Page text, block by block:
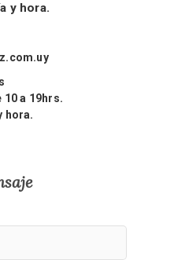
y hora.
a 19hrs.
hora.